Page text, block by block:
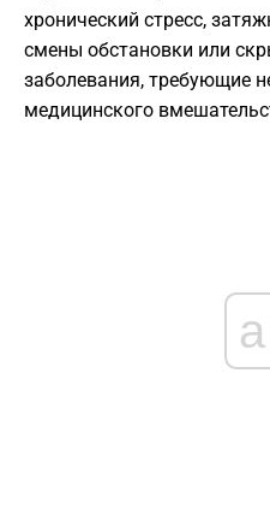
хронический стресс,
смены обстановки или
заболевания, требующие
медицинского